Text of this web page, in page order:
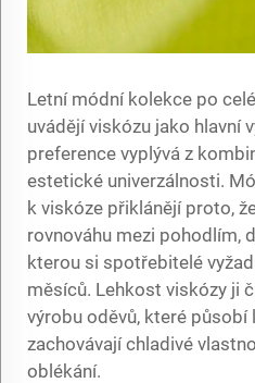
Letní módní kolekce po
uvádějí viskózu jako hlavní
preference vyplývá z
estetické univerzálnosti.
k viskóze přiklánějí proto,
rovnováhu mezi pohodlím,
kterou si spotřebitelé
měsíců. Lehkost viskózy ji
výrobu oděvů, které působí
zachovávají chladivé
oblékání.